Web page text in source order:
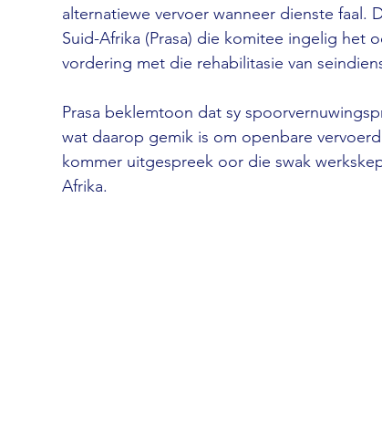
alternatiewe vervoer wanneer dienste faal.
Suid-Afrika (Prasa) die komitee ingelig het
vordering met die rehabilitasie van
Prasa beklemtoon dat sy
wat daarop gemik is om openbare
kommer uitgespreek oor die swak
Afrika.